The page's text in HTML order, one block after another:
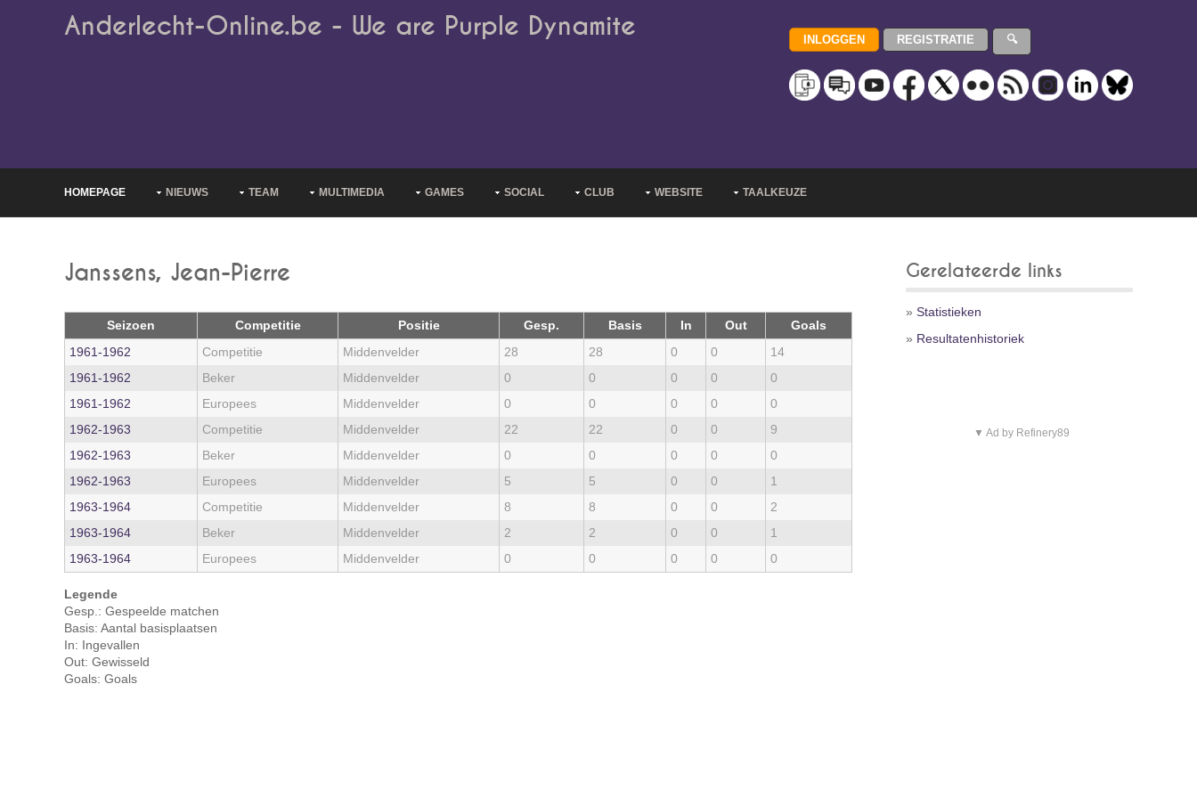
Anderlecht-Online.be - We are Purple Dynamite
HOMEPAGE NIEUWS TEAM MULTIMEDIA GAMES SOCIAL CLUB WEBSITE TAALKEUZE
Janssens, Jean-Pierre
Seizoen Competitie Positie Gesp. Basis In Out
Goals
1961‑1962
Competitie Middenvelder 28 28 0 0
14
1961‑1962
Beker Middenvelder 0 0 0 0
0
1961‑1962
Europees Middenvelder 0 0 0 0
0
1962‑1963
Competitie Middenvelder 22 22 0 0
9
1962‑1963
Beker Middenvelder 0 0 0 0
0
1962‑1963
Europees Middenvelder 5 5 0 0
1
1963‑1964
Competitie Middenvelder 8 8 0 0
2
1963‑1964
Beker Middenvelder 2 2 0 0
1
1963‑1964
Europees Middenvelder 0 0 0 0 0
Legende
Gesp.: Gespeelde matchen
Basis: Aantal basisplaatsen
In: Ingevallen
Out: Gewisseld
Goals: Goals
Gerelateerde links
» Statistieken
» Resultatenhistoriek
▼ Ad by Refinery89